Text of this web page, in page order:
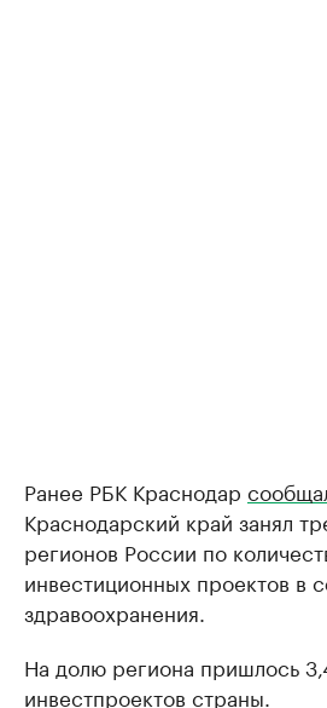
Ранее РБК Краснодар
Краснодарский край занял
регионов России по
инвестиционных проектов в
здравоохранения.
На долю региона пришлось
инвестпроектов страны.